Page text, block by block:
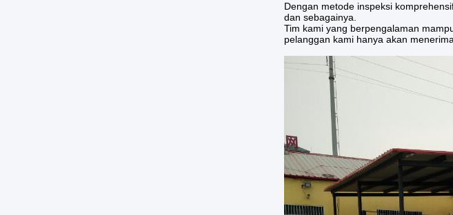
Dengan metode inspeksi
dan sebagainya.
Tim kami yang berpengalaman
pelanggan kami hanya akan